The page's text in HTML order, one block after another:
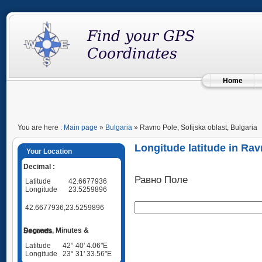
Home
You are here : Main page » Bulgaria » Ravno Pole, Sofijska oblast, Bulgaria
Your Location
Decimal :
Latitude
42.6677936
Longitude
23.5259896
42.6677936,23.5259896
Degrees, Minutes & Seconds
Latitude
42° 40' 4.06"E
Longitude
23° 31' 33.56"E
Longitude latitude in
Равно Поле